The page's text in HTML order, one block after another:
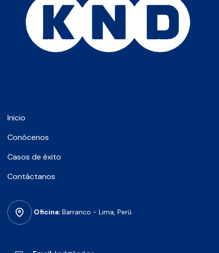
Inicio
Conócenos
Casos de éxito
Contáctanos
Oficina: Barranco - Lima, Perú